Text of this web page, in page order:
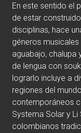
En este sentido el
de estar
disciplinas, hace
géneros
aguabajo, chalupa
de lengua con
lograrlo incluye a
regiones del
contemporáneos
Systema Solar y
colombianos